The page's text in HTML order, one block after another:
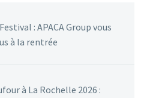
: APACA Group vous
à la rentrée
à La Rochelle 2026 :